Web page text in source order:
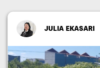
JULIA EKASARI